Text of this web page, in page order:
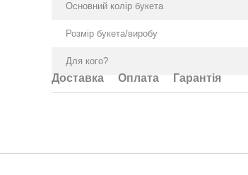
Основний колір букета
Розмір букета/виробу
Для кого?
Доставка Оплата Гарантія